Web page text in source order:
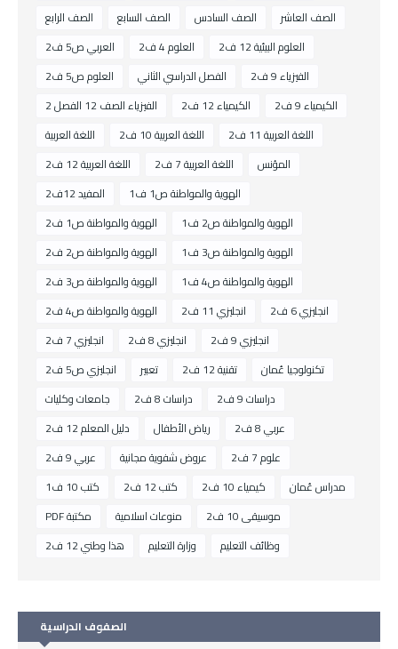
الصف الرابع
الصف السابع الصف السادس
الصف العاشر
العربي ص5 ف2
العلوم 4 ف2
العلوم البيئية 12 ف2
العلوم ص5 ف2
الفصل الدراسي الثاني
الفيزياء 9 ف2
الفيزياء الصف 12 الفصل 2
الكيمياء 12 ف2
الكيمياء 9 ف2
اللغة العربية
اللغة العربية 10 ف2
اللغة العربية 11 ف2
اللغة العربية 12 ف2
اللغة العربية 7 ف2
المؤنس
المفيد 12ف2
الهوية والمواطنة ص1 ف1
الهوية والمواطنة ص1 ف2
الهوية والمواطنة ص2 ف1
الهوية والمواطنة ص2 ف2
الهوية والمواطنة ص3 ف1
الهوية والمواطنة ص3 ف2
الهوية والمواطنة ص4 ف1
الهوية والمواطنة ص4 ف2
انجليزي 11 ف2
انجليزي 6 ف2
انجليزي 7 ف2
انجليزي 8 ف2
انجليزي 9 ف2
انجليزي ص5 ف2
تعبير تقنية 12 ف2
تكنولوجيا عُمان
جامعات وكليات
دراسات 8 ف2
دراسات 9 ف2
دليل المعلم 12 ف2
رياض الأطفال
عربي 8 ف2
عربي 9 ف2
عروض شفوية مجانية
علوم 7 ف2
كتب 10 ف1
كتب 12 ف2 كيمياء 10 ف2
مدراس عُمان
مكتبة PDF
منوعات اسلامية
موسيقى 10 ف2
هذا وطني 12 ف2
وزارة التعليم وظائف التعليم
الصفوف الدراسية